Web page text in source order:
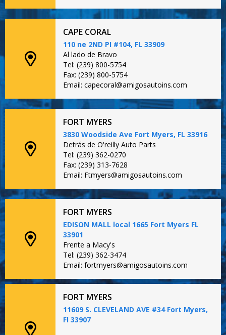
CAPE CORAL
110 ne 2ND PI #104, FL 33909
Al lado de Bravo
Tel: (239) 800-5754
Fax: (239) 800-5754
Email: capecoral@amigosautoins.com
FORT MYERS
3830 Woodside Ave Fort Myers, FL 33916
Detrás de O'reilly Auto Parts
Tel: (239) 362-0270
Fax: (239) 313-7628
Email: Ftmyers@amigosautoins.com
FORT MYERS
EDISON MALL local 1665 Fort Myers FL
33901
Frente a Macy's
Tel: (239) 362-3474
Email: fortmyers@amigosautoins.com
FORT MYERS
11609 S. CLEVELAND AVE #34 Fort Myers,
Fl 33907